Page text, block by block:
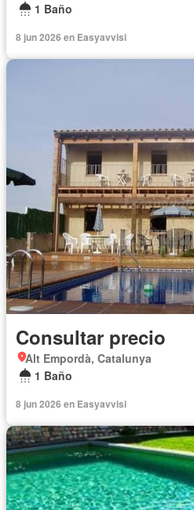
1 Baño
8 jun 2026 en Easyavvisi
Consultar precio
Alt Empordà, Catalunya
1 Baño
8 jun 2026 en Easyavvisi